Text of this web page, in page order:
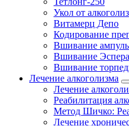
Укол от
Витамерц Депо
Кодирование
Вшивание
Вшивание
Вшивание
Лечение алкоголизма
Лечение
Реабилитация
Метод Шичко:
Лечение